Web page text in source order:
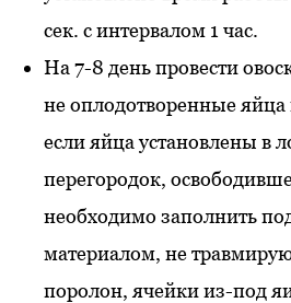
сек. с интервалом 1 час.
На 7-8 день провести
не оплодотворенные яйца
если яйца установлены в
перегородок,
необходимо заполнить
материалом, не
поролон, ячейки из-под